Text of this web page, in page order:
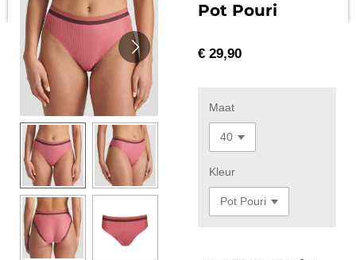
Pot Pouri
€ 29,90
Maat
Kleur